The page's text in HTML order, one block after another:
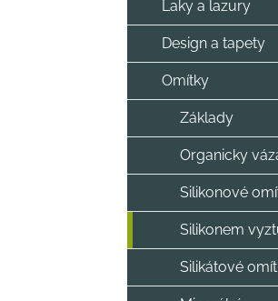
Laky a lazury
Design a tapety
Omítky
Základy
Organicky
Silikonové
Silikonem
Silikátové